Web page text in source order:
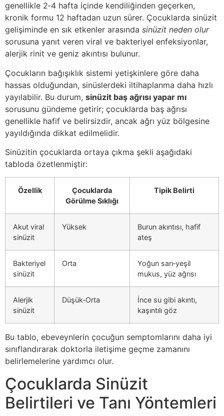
genellikle 2‑4 hafta içinde kendiliğinden geçerken,
kronik formu 12 haftadan uzun sürer. Çocuklarda sinüzit
gelişiminde en sık etkenler arasında sinüzit neden olur
sorusuna yanıt veren viral ve bakteriyel enfeksiyonlar,
alerjik rinit ve geniz akıntısı bulunur.
Çocukların bağışıklık sistemi yetişkinlere göre daha
hassas olduğundan, sinüslerdeki iltihaplanma daha hızlı
yayılabilir. Bu durum, sinüzit baş ağrısı yapar mı
sorusunu gündeme getirir; çocuklarda baş ağrısı
genellikle hafif ve belirsizdir, ancak ağrı yüz bölgesine
yayıldığında dikkat edilmelidir.
Sinüzitin çocuklarda ortaya çıkma şekli aşağıdaki
tabloda özetlenmiştir:
Özellik
Çocuklarda
Görülme Sıklığı
Tipik Belirti
Akut viral
sinüzit
Yüksek
Burun akıntısı, hafif
ateş
Bakteriyel
sinüzit
Orta
Yoğun sarı‑yeşil
mukus, yüz ağrısı
Alerjik
sinüzit
Düşük‑Orta
İnce su gibi akıntı,
kaşıntılı göz
Bu tablo, ebeveynlerin çocuğun semptomlarını daha iyi
sınıflandırarak doktorla iletişime geçme zamanını
belirlemelerine yardımcı olur.
Çocuklarda Sinüzit
Belirtileri ve Tanı Yöntemleri